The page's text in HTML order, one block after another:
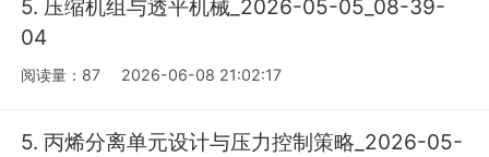
5. 压缩机组与透平机械_2026-05-05_08-39-
04
阅读量：87 2026-06-08 21:02:17
5. 丙烯分离单元设计与压力控制策略_2026-05-